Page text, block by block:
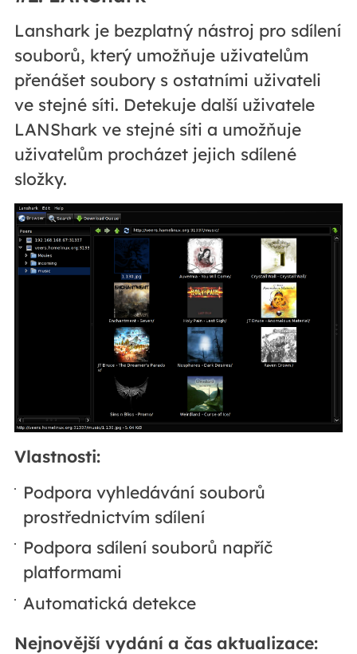
Lanshark je bezplatný nástroj pro sdílení
souborů, který umožňuje uživatelům
přenášet soubory s ostatními uživateli
ve stejné síti. Detekuje další uživatele
LANShark ve stejné síti a umožňuje
uživatelům procházet jejich sdílené
složky.
Vlastnosti:
Podpora vyhledávání souborů
prostřednictvím sdílení
Podpora sdílení souborů napříč
platformami
Automatická detekce
Nejnovější vydání a čas aktualizace: